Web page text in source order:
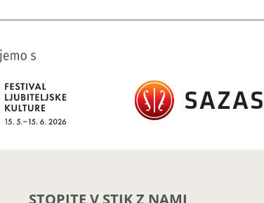
STOPITE V STIK Z NAMI